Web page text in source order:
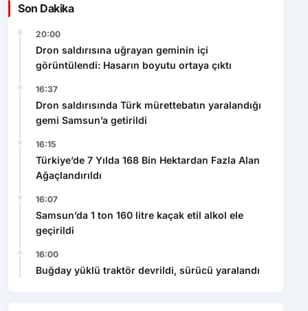
Son Dakika
20:00
Dron saldırısına uğrayan geminin içi
görüntülendi: Hasarın boyutu ortaya çıktı
16:37
Dron saldırısında Türk mürettebatın yaralandığı
gemi Samsun’a getirildi
16:15
Türkiye’de 7 Yılda 168 Bin Hektardan Fazla Alan
Ağaçlandırıldı
16:07
Samsun’da 1 ton 160 litre kaçak etil alkol ele
geçirildi
16:00
Buğday yüklü traktör devrildi, sürücü yaralandı